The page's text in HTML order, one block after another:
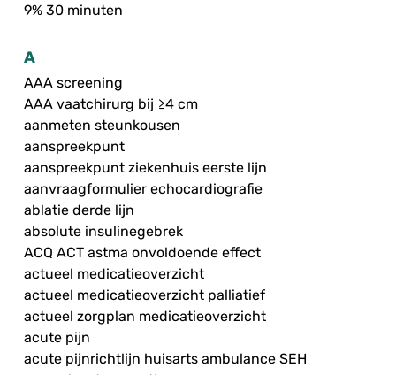
9% 30 minuten
A
AAA screening
AAA vaatchirurg bij ≥4 cm
aanmeten steunkousen
aanspreekpunt
aanspreekpunt ziekenhuis eerste lijn
aanvraagformulier echocardiografie
ablatie derde lijn
absolute insulinegebrek
ACQ ACT astma onvoldoende effect
actueel medicatieoverzicht
actueel medicatieoverzicht palliatief
actueel zorgplan medicatieoverzicht
acute pijn
acute pijnrichtlijn huisarts ambulance SEH